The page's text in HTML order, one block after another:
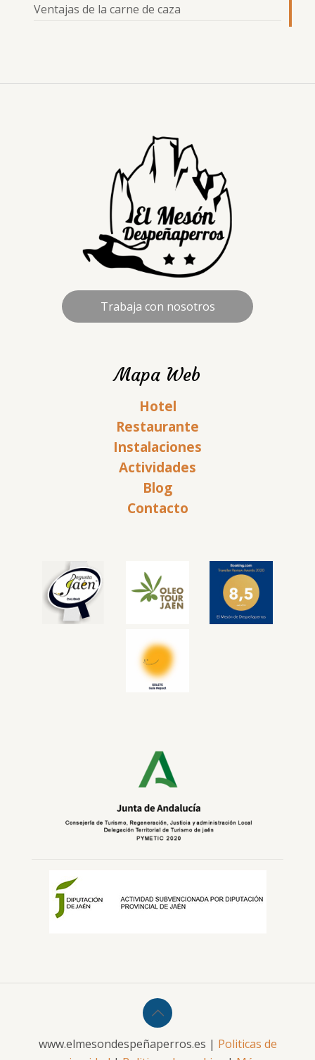
Ventajas de la carne de caza
Trabaja con nosotros
Mapa Web
Hotel
Restaurante
Instalaciones
Actividades
Blog
Contacto
www.elmesondespeñaperros.es | Politicas de